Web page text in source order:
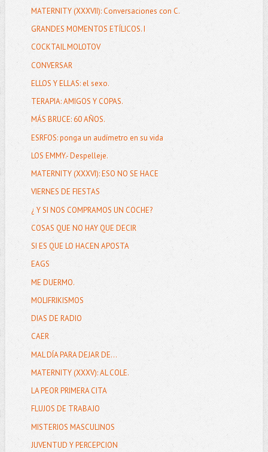
MATERNITY (XXXVII): Conversaciones con C.
GRANDES MOMENTOS ETÍLICOS. I
COCKTAIL MOLOTOV
CONVERSAR
ELLOS Y ELLAS: el sexo.
TERAPIA: AMIGOS Y COPAS.
MÁS BRUCE: 60 AÑOS.
ESRFOS: ponga un audímetro en su vida
LOS EMMY.- Despelleje.
MATERNITY (XXXVI): ESO NO SE HACE
VIERNES DE FIESTAS
¿ Y SI NOS COMPRAMOS UN COCHE?
COSAS QUE NO HAY QUE DECIR
SI ES QUE LO HACEN APOSTA
EAGS
ME DUERMO.
MOLIFRIKISMOS
DIAS DE RADIO
CAER
MAL DÍA PARA DEJAR DE...
MATERNITY (XXXV): AL COLE.
LA PEOR PRIMERA CITA
FLUJOS DE TRABAJO
MISTERIOS MASCULINOS
JUVENTUD Y PERCEPCION